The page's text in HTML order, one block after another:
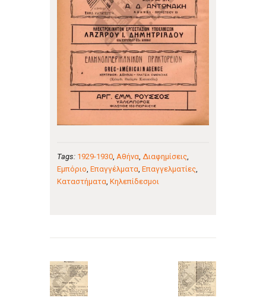
Tags: 1929-1930, Αθήνα, Διαφημίσεις,
Εμπόριο, Επαγγέλματα, Επαγγελματίες,
Καταστήματα, Κηλεπίδεσμοι
άρθρων